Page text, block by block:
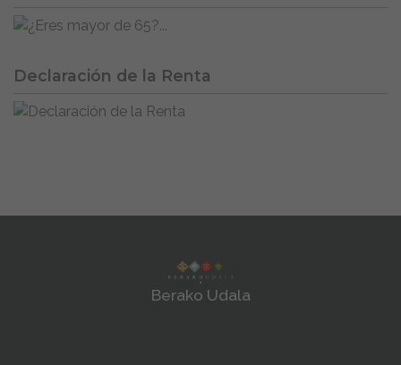
Declaración de la Renta
Berako Udala